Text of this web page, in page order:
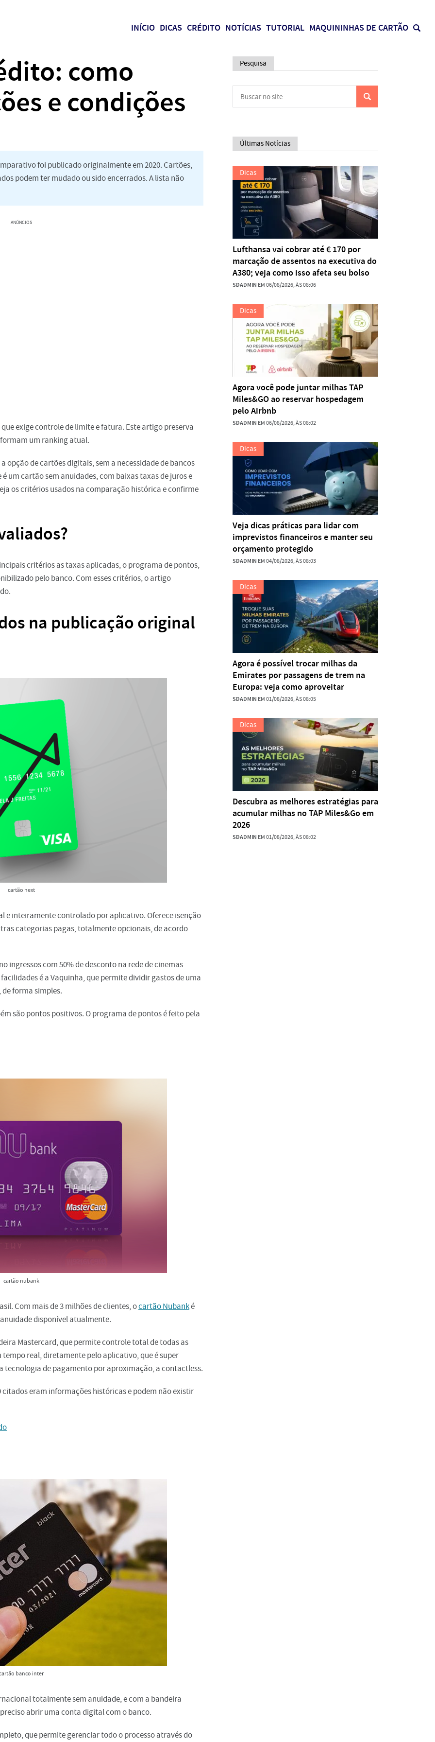
INÍCIO DICAS CRÉDITO NOTÍCIAS TUTORIAL MAQUININHAS DE CARTÃO
como
e condições
foi publicado originalmente em 2020. Cartões,
podem ter mudado ou sido encerrados. A lista não
ANÚNCIOS
exige controle de limite e fatura. Este artigo preserva
um ranking atual.
de cartões digitais, sem a necessidade de bancos
um cartão sem anuidades, com baixas taxas de juros e
os critérios usados na comparação histórica e confirme
critérios as taxas aplicadas, o programa de pontos,
pelo banco. Com esses critérios, o artigo
na publicação original
cartão next
e inteiramente controlado por aplicativo. Oferece isenção
categorias pagas, totalmente opcionais, de acordo
ingressos com 50% de desconto na rede de cinemas
é a Vaquinha, que permite dividir gastos de uma
forma simples.
são pontos positivos. O programa de pontos é feito pela
cartão nubank
Com mais de 3 milhões de clientes, ocartão Nubanké
disponível atualmente.
Mastercard, que permite controle total de todas as
real, diretamente pelo aplicativo, que é super
tecnologia de pagamento por aproximação, a contactless.
citados eram informações históricas e podem não existir
banco inter
totalmente sem anuidade, e com a bandeira
abrir uma conta digital com o banco.
que permite gerenciar todo o processo através do
Pesquisa
Últimas Notícias
Dicas
Lufthansa vai cobrar até € 170 por
marcação de assentos na executiva do
A380; veja como isso afeta seu bolso
SDADMIN EM 06/08/2026, ÀS 08:06
Dicas
Agora você pode juntar milhas TAP
Miles&GO ao reservar hospedagem
pelo Airbnb
SDADMIN EM 06/08/2026, ÀS 08:02
Dicas
Veja dicas práticas para lidar com
imprevistos financeiros e manter seu
orçamento protegido
SDADMIN EM 04/08/2026, ÀS 08:03
Dicas
Agora é possível trocar milhas da
Emirates por passagens de trem na
Europa: veja como aproveitar
SDADMIN EM 01/08/2026, ÀS 08:05
Dicas
Descubra as melhores estratégias para
acumular milhas no TAP Miles&Go em
2026
SDADMIN EM 01/08/2026, ÀS 08:02